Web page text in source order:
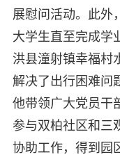
展慰问活动。此外
大学生直至完成学
洪县潼射镇幸福村
解决了出行困难问
他带领广大党员干
参与双柏社区和三
协助工作，得到园